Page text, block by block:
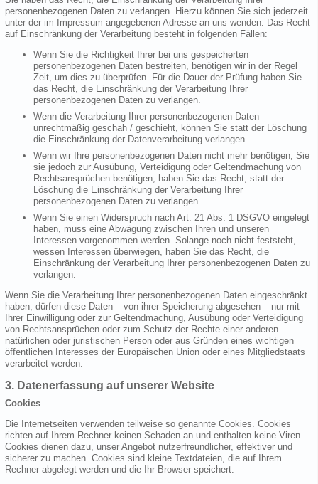
personenbezogenen Daten zu verlangen. Hierzu können Sie sich jederzeit
unter der im Impressum angegebenen Adresse an uns wenden. Das Recht
auf Einschränkung der Verarbeitung besteht in folgenden Fällen:
Wenn Sie die Richtigkeit Ihrer bei uns gespeicherten
personenbezogenen Daten bestreiten, benötigen wir in der Regel
Zeit, um dies zu überprüfen. Für die Dauer der Prüfung haben Sie
das Recht, die Einschränkung der Verarbeitung Ihrer
personenbezogenen Daten zu verlangen.
Wenn die Verarbeitung Ihrer personenbezogenen Daten
unrechtmäßig geschah / geschieht, können Sie statt der Löschung
die Einschränkung der Datenverarbeitung verlangen.
Wenn wir Ihre personenbezogenen Daten nicht mehr benötigen, Sie
sie jedoch zur Ausübung, Verteidigung oder Geltendmachung von
Rechtsansprüchen benötigen, haben Sie das Recht, statt der
Löschung die Einschränkung der Verarbeitung Ihrer
personenbezogenen Daten zu verlangen.
Wenn Sie einen Widerspruch nach Art. 21 Abs. 1 DSGVO eingelegt
haben, muss eine Abwägung zwischen Ihren und unseren
Interessen vorgenommen werden. Solange noch nicht feststeht,
wessen Interessen überwiegen, haben Sie das Recht, die
Einschränkung der Verarbeitung Ihrer personenbezogenen Daten zu
verlangen.
Wenn Sie die Verarbeitung Ihrer personenbezogenen Daten eingeschränkt
haben, dürfen diese Daten – von ihrer Speicherung abgesehen – nur mit
Ihrer Einwilligung oder zur Geltendmachung, Ausübung oder Verteidigung
von Rechtsansprüchen oder zum Schutz der Rechte einer anderen
natürlichen oder juristischen Person oder aus Gründen eines wichtigen
öffentlichen Interesses der Europäischen Union oder eines Mitgliedstaats
verarbeitet werden.
3. Datenerfassung auf unserer Website
Cookies
Die Internetseiten verwenden teilweise so genannte Cookies. Cookies
richten auf Ihrem Rechner keinen Schaden an und enthalten keine Viren.
Cookies dienen dazu, unser Angebot nutzerfreundlicher, effektiver und
sicherer zu machen. Cookies sind kleine Textdateien, die auf Ihrem
Rechner abgelegt werden und die Ihr Browser speichert.